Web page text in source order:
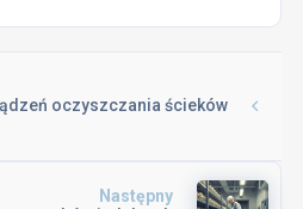
oczyszczania ścieków
Następny